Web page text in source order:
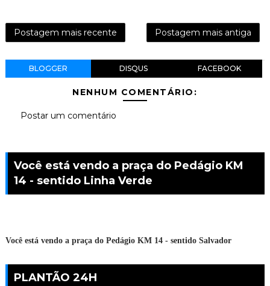
Postagem mais recente Postagem mais antiga
BLOGGER DISQUS FACEBOOK
NENHUM COMENTÁRIO:
Postar um comentário
Você está vendo a praça do Pedágio KM
14 - sentido Linha Verde
Você está vendo a praça do Pedágio KM 14 - sentido Salvador
PLANTÃO 24H